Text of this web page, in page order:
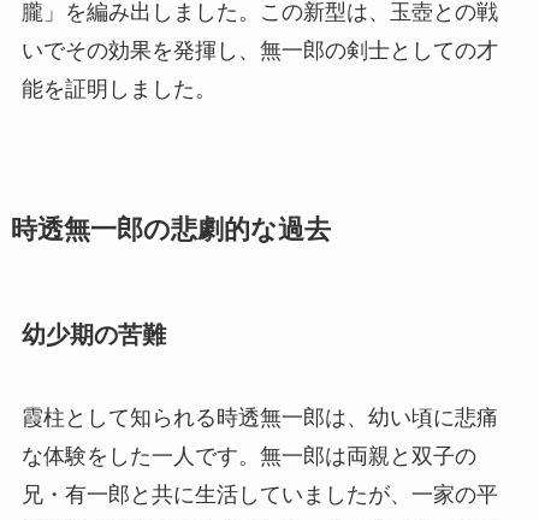
朧」を編み出しました。この新型は、玉壺との戦
いでその効果を発揮し、無一郎の剣士としての才
能を証明しました。
時透無一郎の悲劇的な過去
幼少期の苦難
霞柱として知られる時透無一郎は、幼い頃に悲痛
な体験をした一人です。無一郎は両親と双子の
兄・有一郎と共に生活していましたが、一家の平